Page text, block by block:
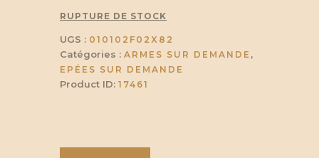
RUPTURE DE STOCK
UGS : 010102F02X82
Catégories : ARMES SUR DEMANDE ,
EPÉES SUR DEMANDE
Product ID: 17461